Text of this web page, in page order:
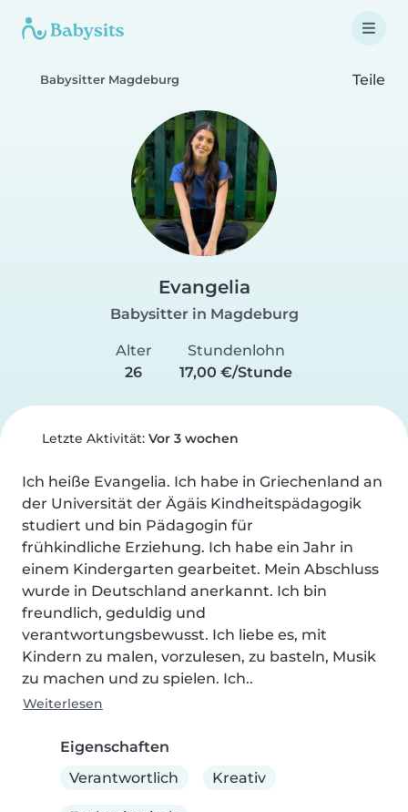
Babysitter Magdeburg Teile
Evangelia
Babysitter in Magdeburg
Alter
26
Stundenlohn
17,00 €/Stunde
Letzte Aktivität: Vor 3 wochen
Ich heiße Evangelia. Ich habe in Griechenland an
der Universität der Ägäis Kindheitspädagogik
studiert und bin Pädagogin für
frühkindliche Erziehung. Ich habe ein Jahr in
einem Kindergarten gearbeitet. Mein Abschluss
wurde in Deutschland anerkannt. Ich bin
freundlich, geduldig und
verantwortungsbewusst. Ich liebe es, mit
Kindern zu malen, vorzulesen, zu basteln, Musik
zu machen und zu spielen. Ich..
Weiterlesen
Eigenschaften
Verantwortlich
Kreativ